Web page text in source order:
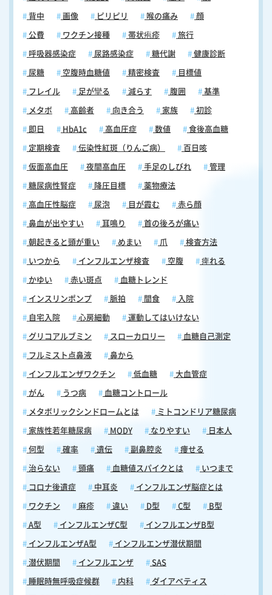
気胸 呼吸不全 慢性呼吸不全 その他 気管支拡張症 職業性肺疾患 過換気
除制度）は、医療費控除の特例として、健康の維持増進及び疾病の予防
への取組として一定の取組を行う個人が、平成29年１月１日以降に、ス
を受けることができるものです。 参考：セルフメディケーション税制
（特定の医薬品購入額の所得控除制度）について まとめ 健康診断は、
症状が現れた時には、すでに進行しているという病気は、少なくありま
せん。 健康診断を避けてしまったために、がんや心疾患など、命にかか
を早期に発見するには、無症状のうちから定期的な健康診断を受けるこ
とが大切です。 ご自身の健康を良好に保つために、健康診断を、前向き
谷内科クリニックでも行っております。
背中 画像 ピリピリ 喉の痛み 顔
公費 ワクチン接種 帯状疱疹 旅行
呼吸器感染症 尿路感染症 糖代謝 健康診断
尿糖 空腹時血糖値 精密検査 目標値
フレイル 足が攣る 減らす 腹囲 基準
メタボ 高齢者 向き合う 家族 初診
即日 HbA1c 高血圧症 数値 食後高血糖
定期検査 伝染性紅斑（りんご病） 百日咳
仮面高血圧 夜間高血圧 手足のしびれ 管理
糖尿病性腎症 降圧目標 薬物療法
高血圧性脳症 尿泡 目が霞む 赤ら顔
鼻血が出やすい 耳鳴り 首の後ろが痛い
朝起きると頭が重い めまい 爪 検査方法
いつから インフルエンザ検査 空腹 痺れる
かゆい 赤い斑点 血糖トレンド
インスリンポンプ 脈拍 間食 入院
自宅入院 心房細動 運動してはいけない
グリコアルブミン スローカロリー 血糖自己測定
フルミスト点鼻液 鼻から
インフルエンザワクチン 低血糖 大血管症
がん うつ病 血糖コントロール
メタボリックシンドロームとは ミトコンドリア糖尿病
家族性若年糖尿病 MODY なりやすい 日本人
何型 確率 遺伝 副鼻腔炎 痩せる
治らない 頭痛 血糖値スパイクとは いつまで
コロナ後遺症 中耳炎 インフルエンザ脳症とは
ワクチン 麻疹 違い D型 C型 B型
A型 インフルエンザC型 インフルエンザB型
インフルエンザA型 インフルエンザ潜伏期間
潜伏期間 インフルエンザ SAS
睡眠時無呼吸症候群 内科 ダイアベティス